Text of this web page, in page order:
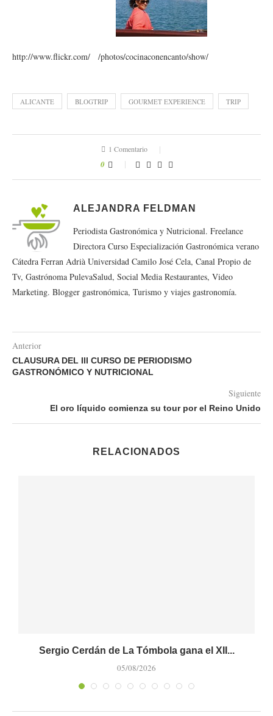
http://www.flickr.com/ /photos/cocinaconencanto/show/
ALICANTE BLOGTRIP GOURMET EXPERIENCE TRIP
1 Comentario
0
ALEJANDRA FELDMAN
Periodista Gastronómica y Nutricional. Freelance
Directora Curso Especialización Gastronómica verano
Cátedra Ferran Adrià Universidad Camilo José Cela, Canal Propio de
Tv, Gastrónoma PulevaSalud, Social Media Restaurantes, Video
Marketing. Blogger gastronómica, Turismo y viajes gastronomía.
Anterior
CLAUSURA DEL III CURSO DE PERIODISMO
GASTRONÓMICO Y NUTRICIONAL
Siguiente
El oro líquido comienza su tour por el Reino Unido
RELACIONADOS
Sergio Cerdán de La Tómbola gana el XII...
05/08/2026